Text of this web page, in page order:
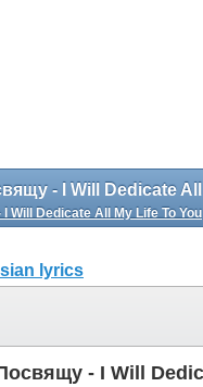
- I Will Dedicate All
Dedicate All My Life To You
lyrics
- I Will